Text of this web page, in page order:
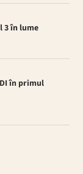
3 în lume
în primul